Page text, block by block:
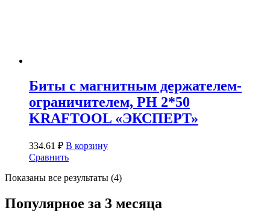
Биты с магнитным держателем-
ограничителем, PH 2*50
KRAFTOOL «ЭКСПЕРТ»
334.61 ₽ В корзину
Сравнить
Показаны все результаты (4)
Популярное за 3 месяца